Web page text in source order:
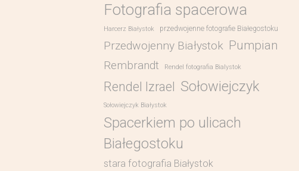
Fotografia spacerowa
Harcerz Białystok przedwojenne fotografie Białegostoku
Przedwojenny Białystok Pumpian
Rembrandt Rendel fotografia Bialystok
Rendel Izrael Sołowiejczyk
Sołowiejczyk Białystok
Spacerkiem po ulicach
Białegostoku
stara fotografia Białystok